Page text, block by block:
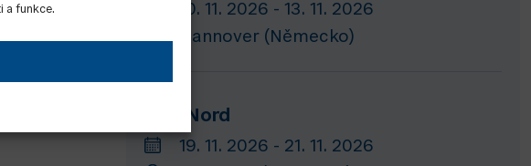
a funkce.
10. 11. 2026 - 13. 11. 2026
Hannover (Německo)
GET Nord
19. 11. 2026 - 21. 11. 2026